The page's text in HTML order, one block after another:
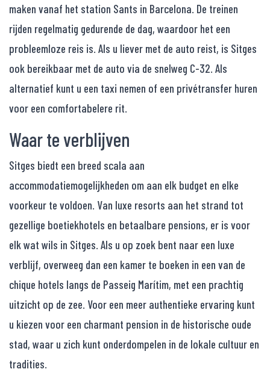
maken vanaf het station Sants in Barcelona. De treinen
rijden regelmatig gedurende de dag, waardoor het een
probleemloze reis is. Als u liever met de auto reist, is Sitges
ook bereikbaar met de auto via de snelweg C-32. Als
alternatief kunt u een taxi nemen of een privétransfer huren
voor een comfortabelere rit.
Waar te verblijven
Sitges biedt een breed scala aan
accommodatiemogelijkheden om aan elk budget en elke
voorkeur te voldoen. Van luxe resorts aan het strand tot
gezellige boetiekhotels en betaalbare pensions, er is voor
elk wat wils in Sitges. Als u op zoek bent naar een luxe
verblijf, overweeg dan een kamer te boeken in een van de
chique hotels langs de Passeig Marítim, met een prachtig
uitzicht op de zee. Voor een meer authentieke ervaring kunt
u kiezen voor een charmant pension in de historische oude
stad, waar u zich kunt onderdompelen in de lokale cultuur en
tradities.